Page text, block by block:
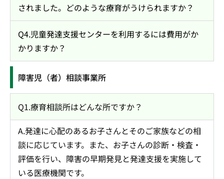
されました。どのような療育がうけられますか？
Q4.児童発達支援センターを利用するには費用がか
かりますか？
障害児（者）相談事業所
Q1.療育相談所はどんな所ですか？
A.発達に心配のあるお子さんとそのご家族などの相
談に応じています。また、お子さんの診断・検査・
評価を行い、障害の早期発見と発達支援を実施して
いる医療機関です。